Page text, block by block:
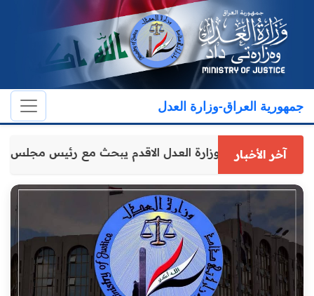
جمهورية العراق-وزارة العدل
آخر الأخبار وكيل وزارة العدل الاقدم يبحث مع رئيس